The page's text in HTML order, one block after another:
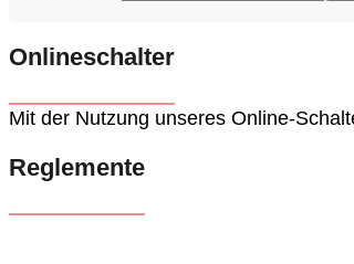
Onlineschalter
Mit der Nutzung unseres Online-
Reglemente